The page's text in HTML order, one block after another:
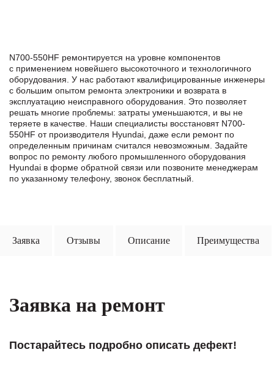
N700-550HF ремонтируется на уровне компонентов
с применением новейшего высокоточного и технологичного
оборудования. У нас работают квалифицированные инженеры
с большим опытом ремонта электроники и возврата в
эксплуатацию неисправного оборудования. Это позволяет
решать многие проблемы: затраты уменьшаются, и вы не
теряете в качестве. Наши специалисты восстановят N700-
550HF от производителя Hyundai, даже если ремонт по
определенным причинам считался невозможным. Задайте
вопрос по ремонту любого промышленного оборудования
Hyundai в формe обратной связи или позвоните менеджерам
по указанному телефону, звонок бесплатный.
Заявка Отзывы Описание Преимущества
Заявка на ремонт
Постарайтесь подробно описать дефект!